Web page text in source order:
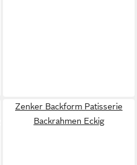
Zenker Backform Patisserie
Backrahmen Eckig